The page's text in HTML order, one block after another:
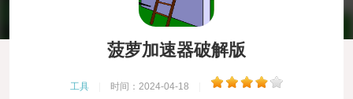
菠萝加速器破解版
工具 时间：2024-04-18